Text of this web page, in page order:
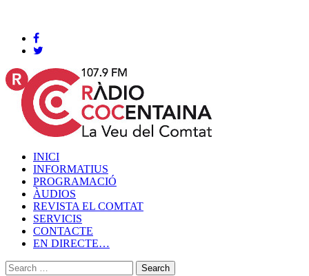
INICI
INFORMATIUS
PROGRAMACIÓ
ÀUDIOS
REVISTA EL COMTAT
SERVICIS
CONTACTE
EN DIRECTE…